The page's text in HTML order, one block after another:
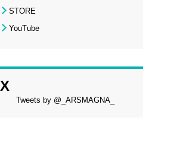
STORE
YouTube
X
Tweets by @_ARSMAGNA_